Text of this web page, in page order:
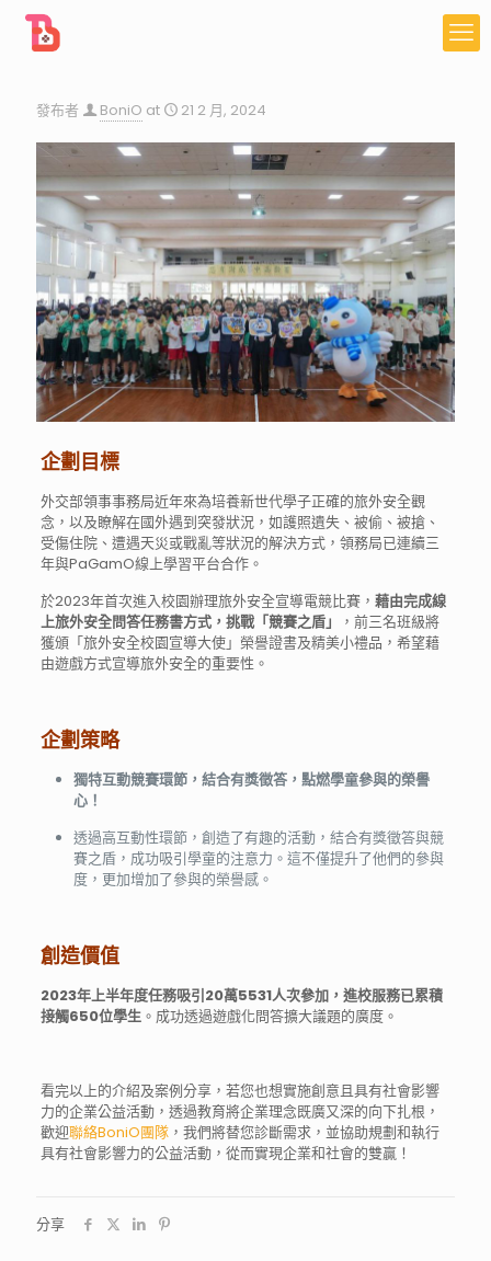
發布者 BoniO at 21 2 月, 2024
企劃目標
外交部領事事務局近年來為培養新世代學子正確的旅外安全觀
念，以及瞭解在國外遇到突發狀況，如護照遺失、被偷、被搶、
受傷住院、遭遇天災或戰亂等狀況的解決方式，領務局已連續三
年與PaGamO線上學習平台合作。
於2023年首次進入校園辦理旅外安全宣導電競比賽， 藉由完成線
上旅外安全問答任務書方式，挑戰「競賽之盾」
，前三名班級將
獲頒「旅外安全校園宣導大使」榮譽證書及精美小禮品，希望藉
由遊戲方式宣導旅外安全的重要性。
企劃策略
獨特互動競賽環節，結合有獎徵答，點燃學童參與的榮譽
心！
透過高互動性環節，創造了有趣的活動，結合有獎徵答與競
賽之盾，成功吸引學童的注意力。這不僅提升了他們的參與
度，更加增加了參與的榮譽感。
創造價值
2023年上半年度任務吸引20萬5531人次參加，進校服務已累積
接觸650位學生。成功透過遊戲化問答擴大議題的廣度。
看完以上的介紹及案例分享，若您也想實施創意且具有社會影響
力的企業公益活動，透過教育將企業理念既廣又深的向下扎根，
歡迎聯絡BoniO團隊，我們將替您診斷需求，並協助規劃和執行
具有社會影響力的公益活動，從而實現企業和社會的雙贏！
分享